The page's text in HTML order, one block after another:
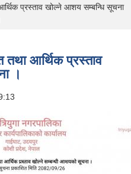
प्रस्ताव खोल्ने आशय सम्बन्धि सूचना
तथा आर्थिक प्रस्ताव
।